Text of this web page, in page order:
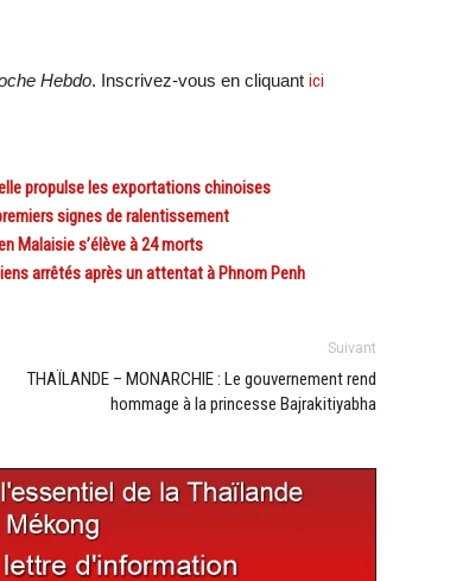
Hebdo. Inscrivez-vous en cliquant ici
propulse les exportations chinoises
signes de ralentissement
Malaisie s’élève à 24 morts
arrêtés après un attentat à Phnom Penh
Suivant
THAÏLANDE – MONARCHIE : Le gouvernement rend
hommage à la princesse Bajrakitiyabha